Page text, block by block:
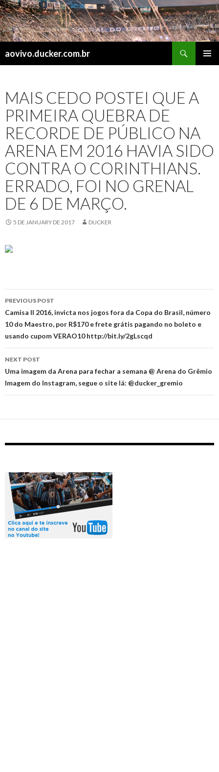
aovivo.ducker.com.br
MAIS CEDO POSTEI QUE A
PRIMEIRA QUEBRA DE
RECORDE DE PÚBLICO NA
ARENA EM 2016 HAVIA SIDO
CONTRA O CORINTHIANS.
ERRADO, FOI NO GRENAL
DE 6 DE MARÇO.
5 DE JANUARY DE 2017 DUCKER
Post
navigation
PREVIOUS POST
Camisa II 2016, invicta nos jogos fora da Copa do Brasil, número
10 do Maestro, por R$170 e frete grátis pagando no boleto e
usando cupom VERAO10 http://bit.ly/2gLscqd
NEXT POST
Uma imagem da Arena para fechar a semana @ Arena do Grêmio
Imagem do Instagram, segue o site lá: @ducker_gremio